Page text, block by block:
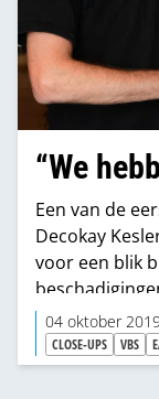
“We
Een van de
Decokay
voor een blik
dat ze daar
het wel van
moet je echt
04 oktober 2019
CLOSE-UPS VBS